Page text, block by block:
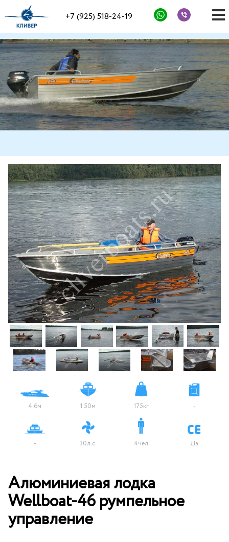
+7 (925) 518-24-19
4.6м 1.50м 175кг -
- 30л.с. 4чел Да
Алюминиевая лодка
Wellboat-46 румпельное
управление